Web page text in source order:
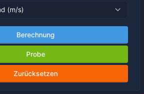
Berechnung
Probe
Zurücksetzen